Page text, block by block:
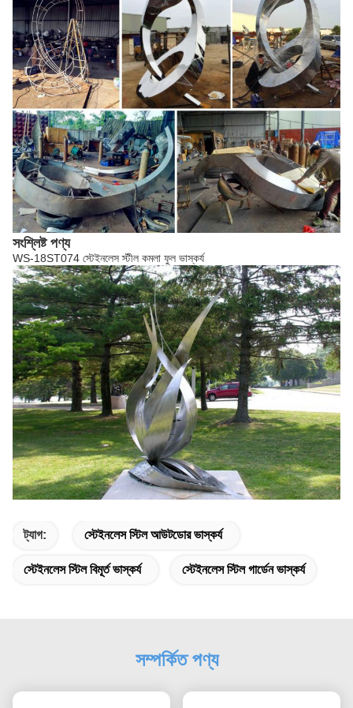
সংশ্লিষ্ট পণ্য
WS-18ST074 স্টেইনলেস স্টীল কমলা ফুল ভাস্কর্য
ট্যাগ: স্টেইনলেস স্টিল আউটডোর ভাস্কর্য
স্টেইনলেস স্টিল বিমূর্ত ভাস্কর্য স্টেইনলেস স্টিল গার্ডেন ভাস্কর্য
সম্পর্কিত পণ্য